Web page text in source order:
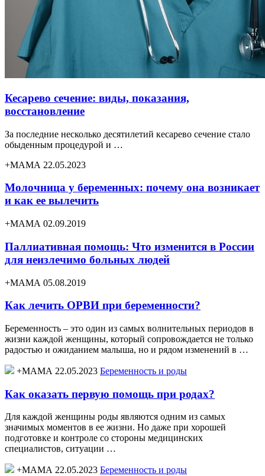
Кесарево сечение: виды, показания,
восстановление
За последние несколько десятилетий кесарево сечение стало
обыденным процедурой и …
+МАМА 22.05.2023
Молочница у беременных: почему она возникает
и как ее вылечить
+МАМА 02.09.2019
Паллиативная помощь: Что изменится в России
для неизлечимо больных людей
+МАМА 05.08.2019
Как лечить ОРВИ при беременности?
Беременность – это один из самых волнительных периодов в
жизни каждой женщины, который сопровождается не только
радостью и ожиданием малыша, но и рядом изменений в …
+МАМА 22.05.2023 Беременность и роды
Как оказать первую помощь при родах?
Для каждой женщины роды являются одним из самых
значимых моментов в ее жизни. Но даже при хорошей
подготовке и контроле со стороны медицинских
специалистов, ситуации …
+МАМА 22.05.2023 Беременность и роды